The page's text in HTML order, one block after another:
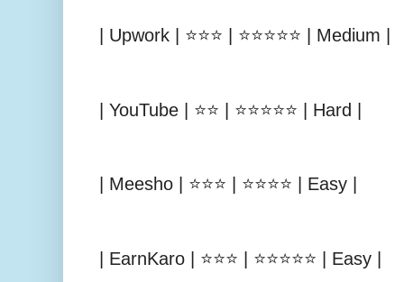
| Upwork | ⭐⭐⭐ | ⭐⭐⭐⭐⭐ | Medium |
| YouTube | ⭐⭐ | ⭐⭐⭐⭐⭐ | Hard |
| Meesho | ⭐⭐⭐ | ⭐⭐⭐⭐ | Easy |
| EarnKaro | ⭐⭐⭐ | ⭐⭐⭐⭐⭐ | Easy |